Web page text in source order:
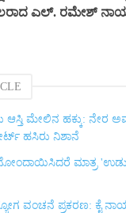
ಎಲ್. ರಮೇಶ್
ಆಸ್ತಿ ಮೇಲಿನ ಹಕ್ಕು: ನೇರ
ಹಸಿರು ನಿಶಾನೆ
ಮಾತ್ರ
ವಂಚನೆ ಪ್ರಕರಣ: ಕೈ